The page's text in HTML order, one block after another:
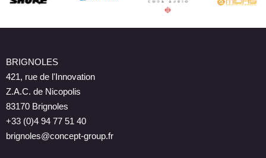
BRIGNOLES
421, rue de l'Innovation
Z.A.C. de Nicopolis
83170 Brignoles
+33 (0)4 94 77 51 40
brignoles@concept-group.fr